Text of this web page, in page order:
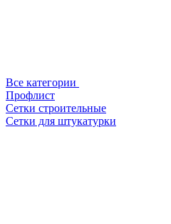
Все категории
Профлист
Сетки строительные
Сетки для штукатурки